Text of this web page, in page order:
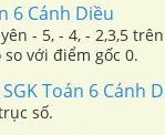
6 Cánh Diều
- 5, - 4, - 2,3,5
với điểm gốc 0.
Toán 6 Cánh
trục số.